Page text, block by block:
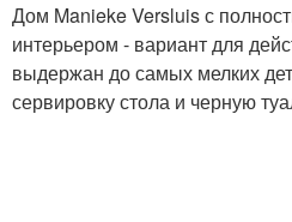
Дом Manieke Versluis с
интерьером - вариант для
выдержан до самых мелких
сервировку стола и черную